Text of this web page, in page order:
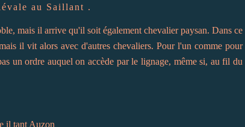
au Saillant .
mais il arrive qu'il soit également chevalier paysan. Dans ce
il vit alors avec d'autres chevaliers. Pour l'un comme pour
un ordre auquel on accède par le lignage, même si, au fil du
il tant Auzon